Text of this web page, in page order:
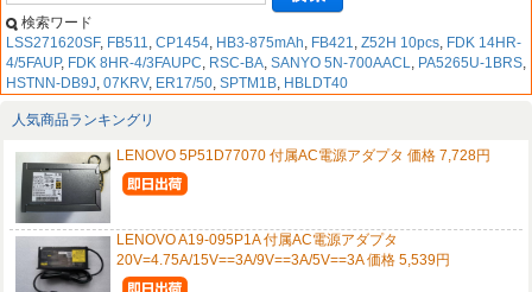
検索ワード
LSS271620SF, FB511, CP1454, HB3-875mAh, FB421, Z52H 10pcs, FDK 14HR-
4/5FAUP, FDK 8HR-4/3FAUPC, RSC-BA, SANYO 5N-700AACL, PA5265U-1BRS,
HSTNN-DB9J, 07KRV, ER17/50, SPTM1B, HBLDT40
人気商品ランキングリ
LENOVO 5P51D77070 付属AC電源アダプタ 価格 7,728円
LENOVO A19-095P1A 付属AC電源アダプタ
20V=4.75A/15V==3A/9V==3A/5V==3A 価格 5,539円